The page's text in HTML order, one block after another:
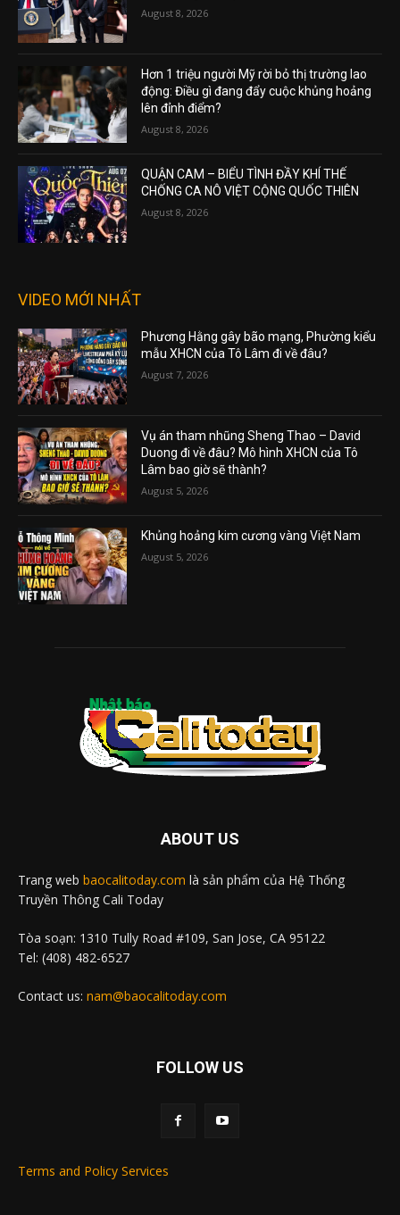
August 8, 2026
Hơn 1 triệu người Mỹ rời bỏ thị trường lao
động: Điều gì đang đẩy cuộc khủng hoảng
lên đỉnh điểm?
August 8, 2026
QUẬN CAM – BIỂU TÌNH ĐẦY KHÍ THẾ
CHỐNG CA NÔ VIỆT CỘNG QUỐC THIÊN
August 8, 2026
VIDEO MỚI NHẤT
Phương Hằng gây bão mạng, Phường kiểu
mẫu XHCN của Tô Lâm đi về đâu?
August 7, 2026
Vụ án tham nhũng Sheng Thao – David
Duong đi về đâu? Mô hình XHCN của Tô
Lâm bao giờ sẽ thành?
August 5, 2026
Khủng hoảng kim cương vàng Việt Nam
August 5, 2026
ABOUT US
Trang web baocalitoday.com là sản phẩm của Hệ Thống
Truyền Thông Cali Today
Tòa soạn: 1310 Tully Road #109, San Jose, CA 95122
Tel: (408) 482-6527
Contact us: nam@baocalitoday.com
FOLLOW US
Terms and Policy Services